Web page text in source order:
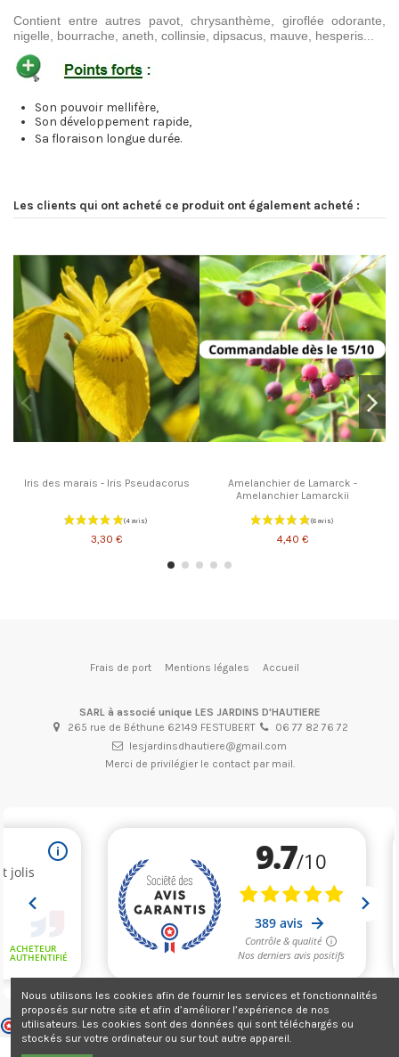
Contient entre autres pavot, chrysanthème, giroflée odorante,
nigelle, bourrache, aneth, collinsie, dipsacus, mauve, hesperis...
Son pouvoir mellifère,
Son développement rapide,
Sa floraison longue durée.
Les clients qui ont acheté ce produit ont également acheté :
Iris des marais - Iris Pseudacorus
3,30 €
Amelanchier de Lamarck -
Amelanchier Lamarckii
4,40 €
Frais de port Mentions légales Accueil
SARL à associé unique LES JARDINS D'HAUTIERE
265 rue de Béthune 62149 FESTUBERT
06 77 82 76 72
lesjardinsdhautiere@gmail.com
Merci de privilégier le contact par mail.
Marchand approuvé par la Société des Avis Garantis,cliquez ici pour
vérifier.
Nous utilisons les cookies afin de fournir les services et fonctionnalités
proposés sur notre site et afin d’améliorer l’expérience de nos
utilisateurs. Les cookies sont des données qui sont téléchargés ou
stockés sur votre ordinateur ou sur tout autre appareil.